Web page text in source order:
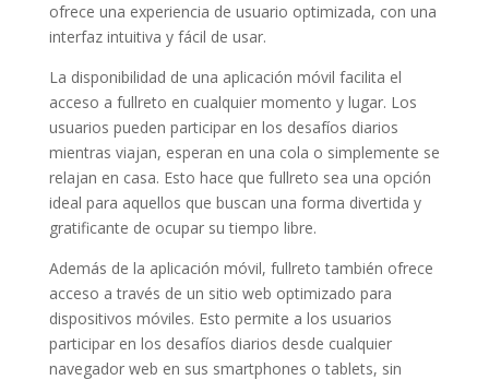
ofrece una experiencia de usuario optimizada, con una
interfaz intuitiva y fácil de usar.
La disponibilidad de una aplicación móvil facilita el
acceso a fullreto en cualquier momento y lugar. Los
usuarios pueden participar en los desafíos diarios
mientras viajan, esperan en una cola o simplemente se
relajan en casa. Esto hace que fullreto sea una opción
ideal para aquellos que buscan una forma divertida y
gratificante de ocupar su tiempo libre.
Además de la aplicación móvil, fullreto también ofrece
acceso a través de un sitio web optimizado para
dispositivos móviles. Esto permite a los usuarios
participar en los desafíos diarios desde cualquier
navegador web en sus smartphones o tablets, sin